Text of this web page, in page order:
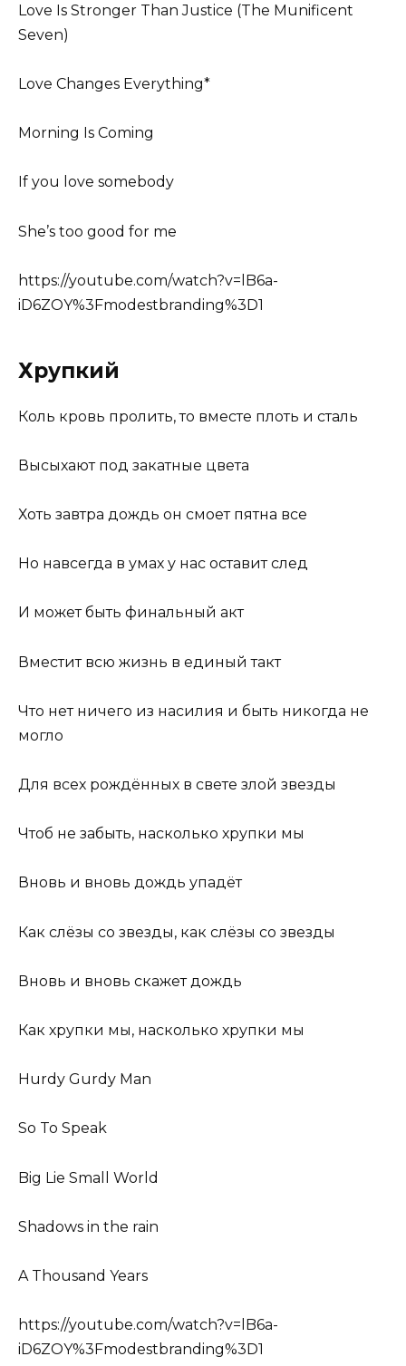
Love Is Stronger Than Justice (The Munificent
Seven)
Love Changes Everything*
Morning Is Coming
If you love somebody
She’s too good for me
https://youtube.com/watch?v=lB6a-
iD6ZOY%3Fmodestbranding%3D1
Хрупкий
Коль кровь пролить, то вместе плоть и сталь
Высыхают под закатные цвета
Хоть завтра дождь он смоет пятна все
Но навсегда в умах у нас оставит след
И может быть финальный акт
Вместит всю жизнь в единый такт
Что нет ничего из насилия и быть никогда не
могло
Для всех рождённых в свете злой звезды
Чтоб не забыть, насколько хрупки мы
Вновь и вновь дождь упадёт
Как слёзы со звезды, как слёзы со звезды
Вновь и вновь скажет дождь
Как хрупки мы, насколько хрупки мы
Hurdy Gurdy Man
So To Speak
Big Lie Small World
Shadows in the rain
A Thousand Years
https://youtube.com/watch?v=lB6a-
iD6ZOY%3Fmodestbranding%3D1